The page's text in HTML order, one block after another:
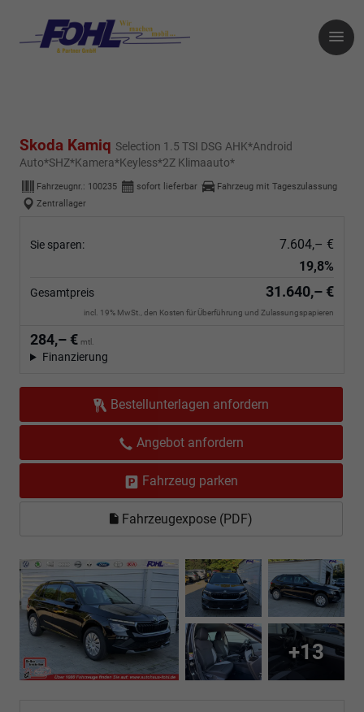
Skoda Kamiq Selection 1.5 TSI DSG AHK*Android
Auto*SHZ*Kamera*Keyless*2Z Klimaauto*
Fahrzeugnr.: 100235 sofort lieferbar
Fahrzeug mit Tageszulassung
Zentrallager
Sie sparen:
7.604,– €
19,8%
Gesamtpreis 31.640,– €
incl. 19% MwSt., den Kosten für Überführung und Zulassungspapieren
284,– € mtl.
Finanzierung
Bestellunterlagen anfordern
Angebot anfordern
Fahrzeug parken
Fahrzeugexpose (PDF)
+13